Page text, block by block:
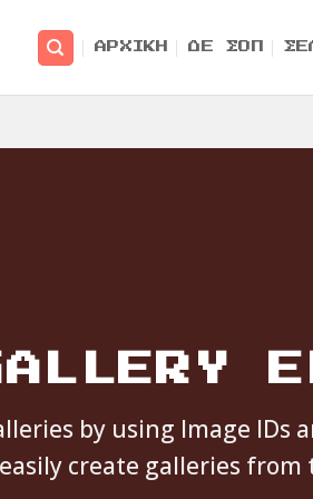
ΑΡΧΙΚΗ ΔΕ ΣΟΠ
by using Image IDs
easily create galleries from